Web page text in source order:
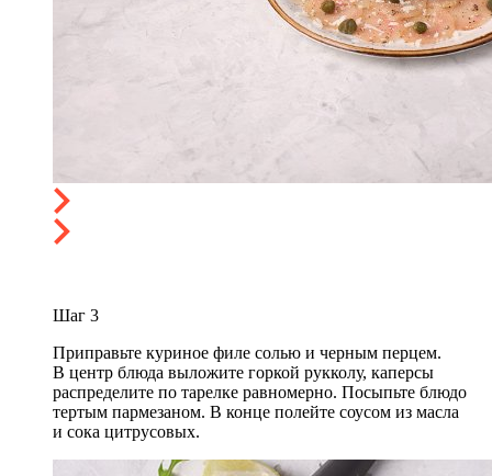
Шаг 3
Приправьте куриное филе солью и черным перцем.
В центр блюда выложите горкой рукколу, каперсы
распределите по тарелке равномерно. Посыпьте блюдо
тертым пармезаном. В конце полейте соусом из масла
и сока цитрусовых.